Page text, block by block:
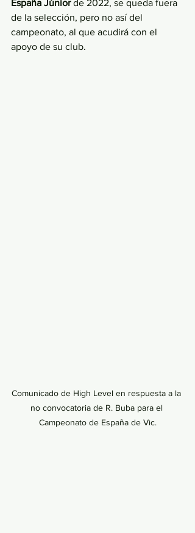
España Júnior de 2022, se queda fuera
de la selección, pero no así del
campeonato, al que acudirá con el
apoyo de su club.
Comunicado de High Level en respuesta a la
no convocatoria de R. Buba para el
Campeonato de España de Vic.